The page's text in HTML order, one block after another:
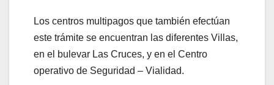
Los centros multipagos que también efectúan
este trámite se encuentran las diferentes Villas,
en el bulevar Las Cruces, y en el Centro
operativo de Seguridad – Vialidad.